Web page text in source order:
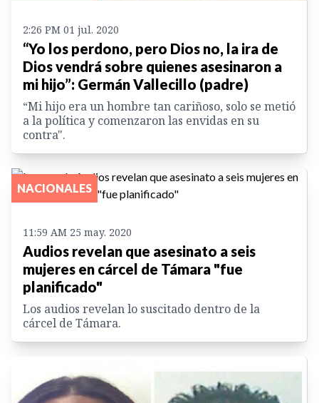
2:26 PM 01 jul. 2020
“Yo los perdono, pero Dios no, la ira de
Dios vendrá sobre quienes asesinaron a
mi hijo”: Germán Vallecillo (padre)
“Mi hijo era un hombre tan cariñoso, solo se metió
a la política y comenzaron las envidas en su
contra".
NACIONALES
11:59 AM 25 may. 2020
Audios revelan que asesinato a seis
mujeres en cárcel de Támara "fue
planificado"
Los audios revelan lo suscitado dentro de la
cárcel de Támara.